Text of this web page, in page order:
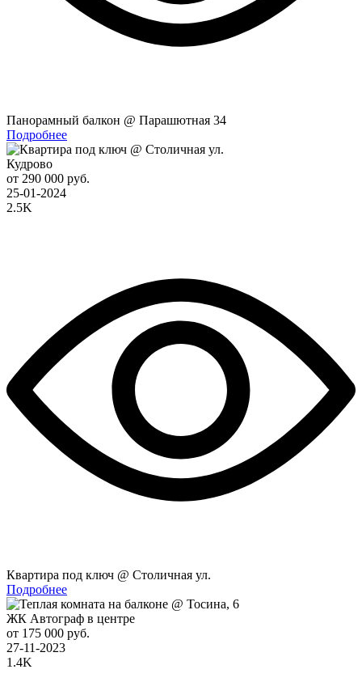
Панорамный балкон @ Парашютная 34
Подробнее
Кудрово
от 290 000 руб.
25-01-2024
2.5K
Квартира под ключ @ Столичная ул.
Подробнее
ЖК Автограф в центре
от 175 000 руб.
27-11-2023
1.4K